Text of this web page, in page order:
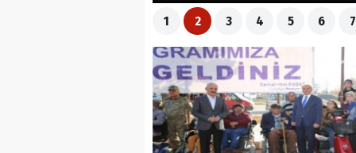
1 2 3 4 5 6 7